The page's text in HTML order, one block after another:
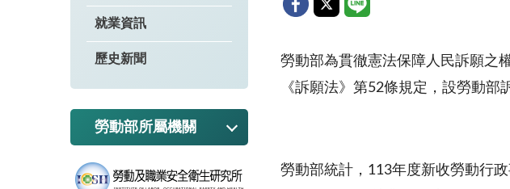
就業資訊
歷史新聞
勞動部所屬機關
勞動部為貫徹憲法保障人民訴願之
《訴願法》第52條規定，設勞動部
勞動部統計，113年度新收勞動行